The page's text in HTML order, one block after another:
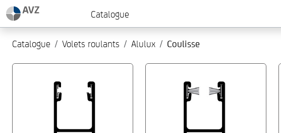
Catalogue
Catalogue Volets roulants Alulux Coulisse